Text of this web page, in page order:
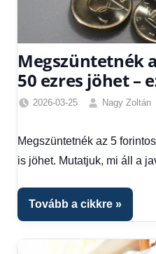
Megszüntetnék
50 ezres jöhet –
2026-03-25
Nagy Zoltán
Megszüntetnék az 5
is jöhet. Mutatjuk, mi áll a
Tovább a cikkre